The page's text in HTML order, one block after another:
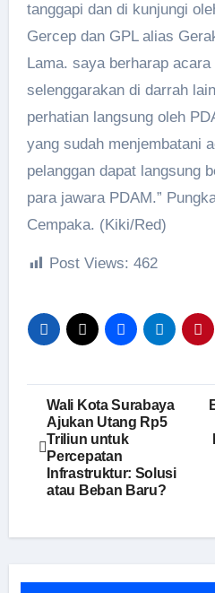
tanggapi dan di kunjungi
Gercep dan GPL alias
Lama. saya berharap
selenggarakan di darrah
perhatian langsung oleh
yang sudah menjembatani
pelanggan dapat langsung
para jawara PDAM.”
Cempaka. (Kiki/Red)
Post Views: 462
Navigasi
pos
Wali Kota Surabaya
Ajukan Utang Rp5
Triliun untuk
Percepatan
Infrastruktur: Solusi
atau Beban Baru?